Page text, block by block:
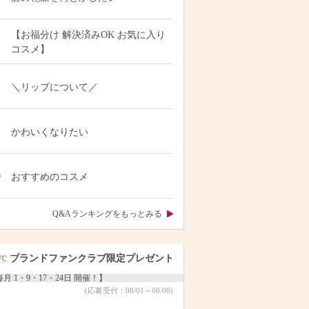
【お福分け 解決済みOK お気に入り
コスメ】
＼リップについて／
かわいくなりたい
おすすめのコスメ
Q&Aランキングをもっとみる
ブランドファンクラブ限定プレゼント
月 1・9・17・24日 開催！】
(応募受付：08/01～08/08)